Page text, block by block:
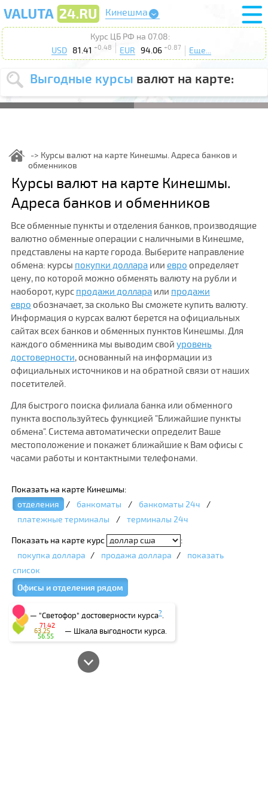
Кинешма
Курс ЦБ РФ на 07.08:
USD 81.41 +0.48 EUR 94.06 +0.87 Еще...
Выгодные курсы валют на карте:
Выберите
USD EUR
курс от
Выберите
действие :
Поиск
Курсы валют на карте Кинешмы. Адреса банков и
обменников
Курсы валют на карте Кинешмы.
Адреса банков и обменников
Все обменные пункты и отделения банков, производящие
валютно обменные операции с наличными в Кинешме,
представлены на карте города. Выберите направление
обмена: курсы покупки доллараили евро определяет
цену, по которой можно обменять валюту на рубли и
наоборот, курс продажи доллараили продажи
евро обозначает, за сколько Вы сможете купить валюту.
Информация о курсах валют берется на официальных
сайтах всех банков и обменных пунктов Кинешмы. Для
каждого обменника мы выводим свой уровень
достоверности, основанный на информации из
официальных источников и на обратной связи от наших
посетителей.
Для быстрого поиска филиала банка или обменного
пункта воспользуйтесь функцией "Ближайшие пункты
обмена". Система автоматически определит Ваше
местоположение и покажет ближайшие к Вам офисы с
часами работы и контактными телефонами.
Показать на карте Кинешмы:
отделения
/ банкоматы / банкоматы 24ч
/
платежные терминалы
/ терминалы 24ч
Показать на карте курс
:
покупка доллара / продажа доллара /
показать
список
Офисы и отделения рядом
— "Светофор" достоверности курса?.
— Шкала выгодности курса.
56.55
63.25
71.42